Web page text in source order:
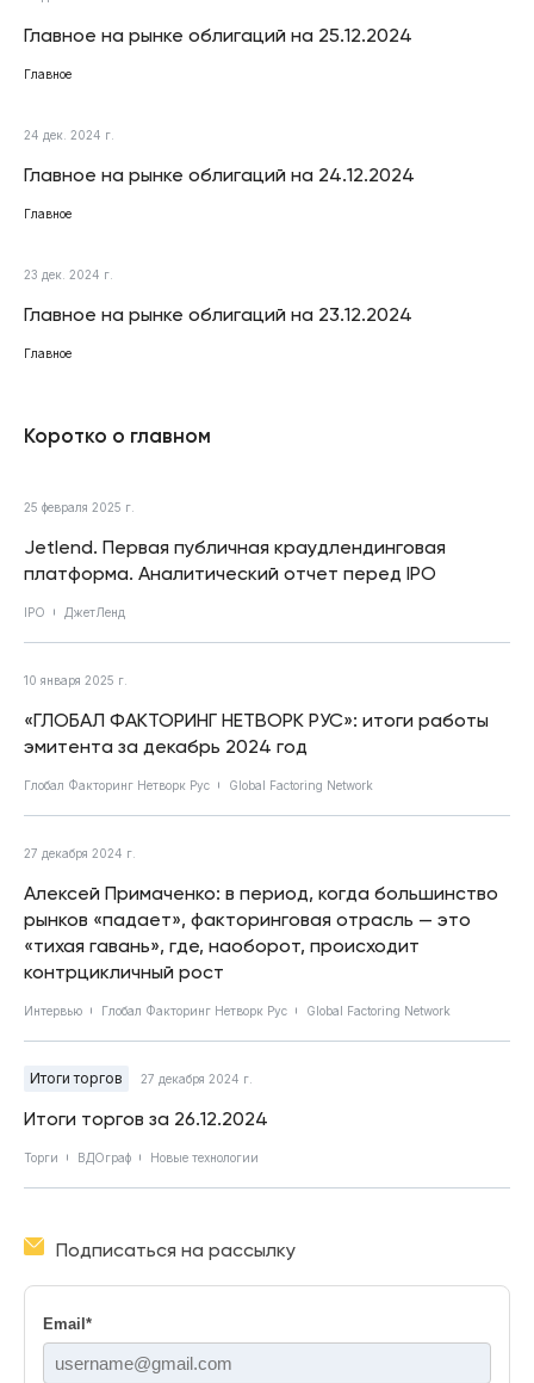
Главное на рынке облигаций на 25.12.2024
Главное
24 дек. 2024 г.
Главное на рынке облигаций на 24.12.2024
Главное
23 дек. 2024 г.
Главное на рынке облигаций на 23.12.2024
Главное
Коротко о главном
25 февраля 2025 г.
Jetlend. Первая публичная краудлендинговая
платформа. Аналитический отчет перед IPO
IPO ДжетЛенд
10 января 2025 г.
«ГЛОБАЛ ФАКТОРИНГ НЕТВОРК РУС»: итоги работы
эмитента за декабрь 2024 год
Глобал Факторинг Нетворк Рус Global Factoring Network
27 декабря 2024 г.
Алексей Примаченко: в период, когда большинство
рынков «падает», факторинговая отрасль — это
«тихая гавань», где, наоборот, происходит
контрцикличный рост
Интервью Глобал Факторинг Нетворк Рус Global Factoring Network
Итоги торгов 27 декабря 2024 г.
Итоги торгов за 26.12.2024
Торги ВДОграф Новые технологии
Подписаться на рассылку
Email *